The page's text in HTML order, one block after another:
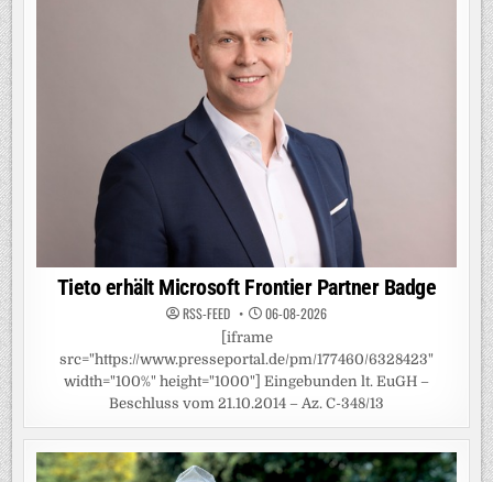
Tieto erhält Microsoft Frontier Partner Badge
RSS-FEED 06-08-2026
[iframe
src="https://www.presseportal.de/pm/177460/6328423"
width="100%" height="1000"] Eingebunden lt. EuGH –
Beschluss vom 21.10.2014 – Az. C-348/13